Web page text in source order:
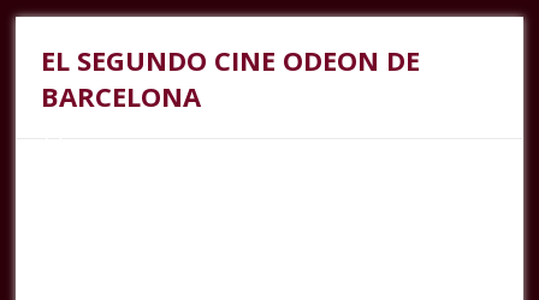
EL SEGUNDO CINE ODEON DE
BARCELONA